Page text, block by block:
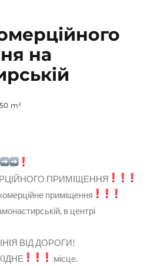
на
50 m²
ПРИМІЩЕННЯ
приміщення
в центрі
ВІД ДОРОГИ!
місце.